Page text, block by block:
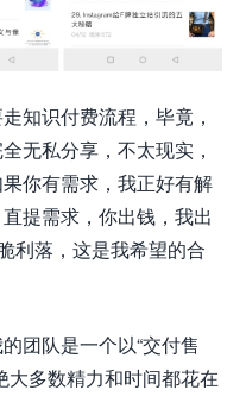
知识付费流程，毕竟，
无私分享，不太现实，
你有需求，我正好有解
提需求，你出钱，我出
利落，这是我希望的合
团队是一个以“交付售
大多数精力和时间都花在